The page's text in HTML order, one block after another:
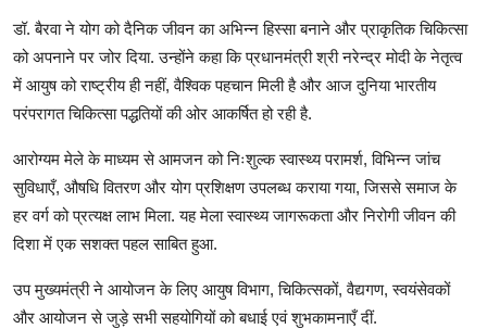
डॉ. बैरवा ने योग को दैनिक जीवन का अभिन्न हिस्सा बनाने और प्राकृतिक चिकित्सा
को अपनाने पर जोर दिया. उन्होंने कहा कि प्रधानमंत्री श्री नरेन्द्र मोदी के नेतृत्व
में आयुष को राष्ट्रीय ही नहीं, वैश्विक पहचान मिली है और आज दुनिया भारतीय
परंपरागत चिकित्सा पद्धतियों की ओर आकर्षित हो रही है.
आरोग्यम मेले के माध्यम से आमजन को निःशुल्क स्वास्थ्य परामर्श, विभिन्न जांच
सुविधाएँ, औषधि वितरण और योग प्रशिक्षण उपलब्ध कराया गया, जिससे समाज के
हर वर्ग को प्रत्यक्ष लाभ मिला. यह मेला स्वास्थ्य जागरूकता और निरोगी जीवन की
दिशा में एक सशक्त पहल साबित हुआ.
उप मुख्यमंत्री ने आयोजन के लिए आयुष विभाग, चिकित्सकों, वैद्यगण, स्वयंसेवकों
और आयोजन से जुड़े सभी सहयोगियों को बधाई एवं शुभकामनाएँ दीं.